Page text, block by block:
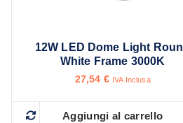
12W LED Dome Light
White Frame 3000K
27,54 € IVA Inclusa
Aggiungi al carrello